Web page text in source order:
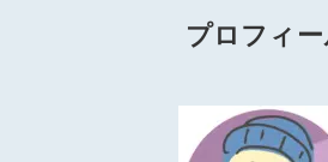
プロフィ